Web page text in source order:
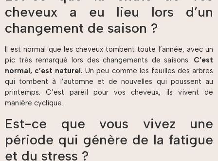
cheveux a eu lieu lors d’un
changement de saison ?
Il est normal que les cheveux tombent toute l’année, avec un
pic très remarqué lors des changements de saisons. C’est
normal, c’est naturel. Un peu comme les feuilles des arbres
qui tombent à l’automne et de nouvelles qui poussent au
printemps. C’est pareil pour vos cheveux, ils vivent de
manière cyclique.
Est-ce que vous vivez une
période qui génère de la fatigue
et du stress ?